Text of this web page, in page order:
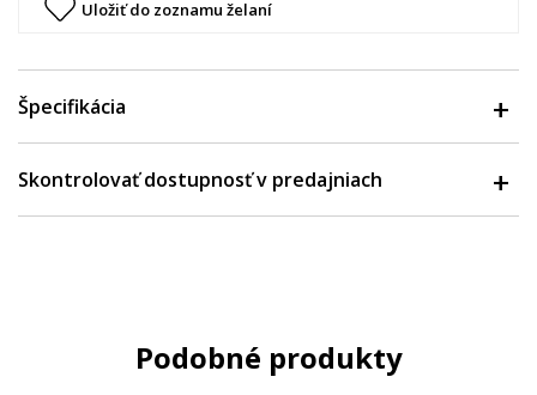
Uložiť do zoznamu želaní
Špecifikácia
Skontrolovať dostupnosť v predajniach
Podobné produkty